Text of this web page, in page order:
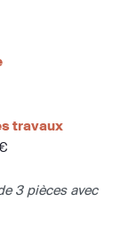
travaux
3 pièces avec